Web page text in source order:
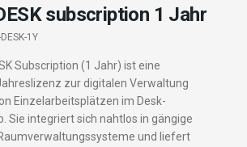
subscription 1 Jahr
1Y
Subscription (1 Jahr) ist eine
zur digitalen Verwaltung
Einzelarbeitsplätzen im Desk-
Sie integriert sich nahtlos in gängige
und liefert